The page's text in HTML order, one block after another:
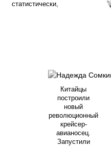
статистически,
Китайцы
построили
новый
революционный
крейсер-
авианосец.
Запустили